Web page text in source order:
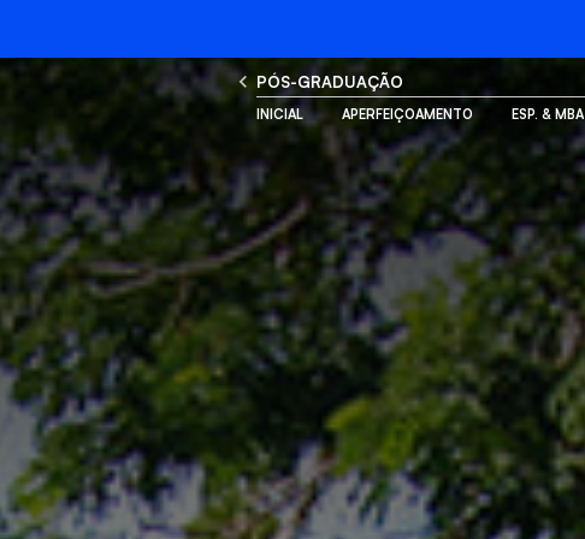
PÓS-GRADUAÇÃO
INICIAL APERFEIÇOAMENTO ESP. & MBA